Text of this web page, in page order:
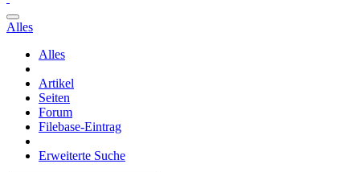
Alles
Alles
Artikel
Seiten
Forum
Filebase-Eintrag
Erweiterte Suche